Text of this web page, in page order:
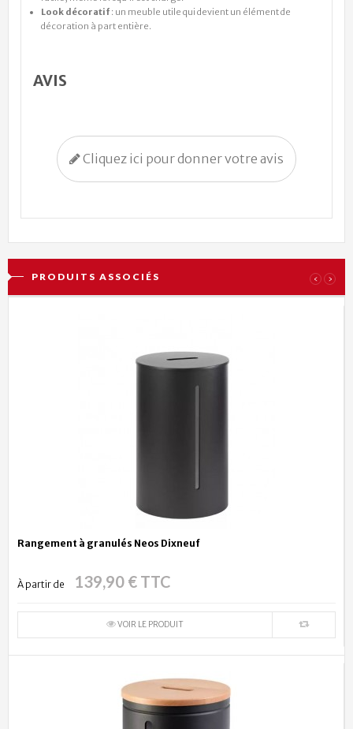
Look décoratif : un meuble utile qui devient un élément de
décoration à part entière.
AVIS
Cliquez ici pour donner votre avis
PRODUITS ASSOCIÉS ‹ ›
Rangement à granulés Neos Dixneuf
À partir de 139,90 € TTC
VOIR LE PRODUIT